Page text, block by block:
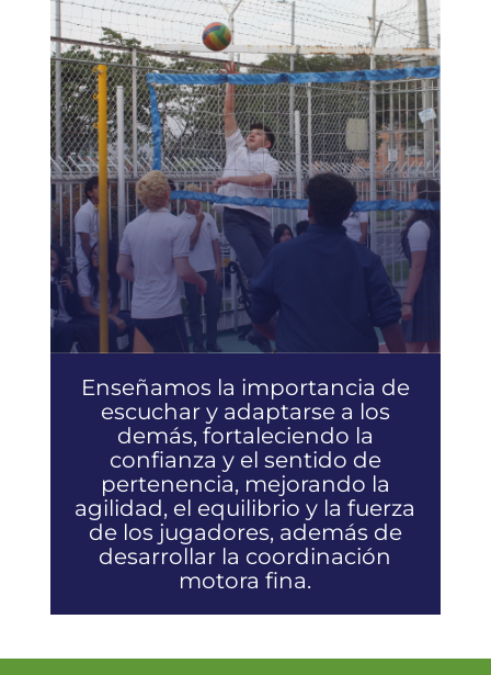
Enseñamos la importancia de
escuchar y adaptarse a los
demás, fortaleciendo la
confianza y el sentido de
pertenencia, mejorando la
agilidad, el equilibrio y la fuerza
de los jugadores, además de
desarrollar la coordinación
motora fina.